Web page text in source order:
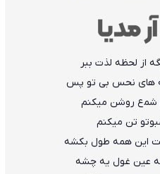
از ﻟﺤﻈﻪ ﻟﺬت ﺑﺒﺮ
ﻫﺎی ﻧﺤﺲ ﺑﻰ ﺗﻮ ﭘﺲ
ﺷﻤع روﺷﻦ ﻣﻴﻜﻨﻢ
ﺗﻦ ﻣﻴﻜﻨﻢ
اﻳﻦ ﻫﻤﻪ ﻃﻮل ﺑﻜﺸﻪ
ﻋﻴﻦ ﻏﻮل ﻳﻪ ﭼﺸﻪ